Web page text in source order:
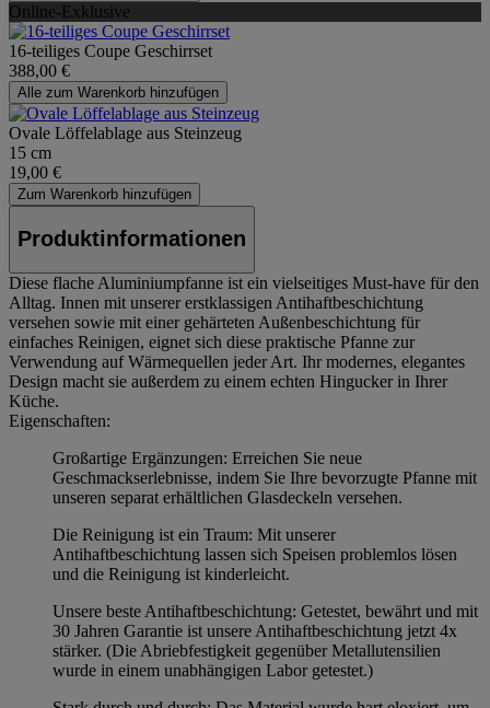
Online-Exklusive
16-teiliges Coupe Geschirrset
388,00 €
Alle zum Warenkorb hinzufügen
Ovale Löffelablage aus Steinzeug
15 cm
19,00 €
Zum Warenkorb hinzufügen
Produktinformationen
Diese flache Aluminiumpfanne ist ein vielseitiges Must-have für den
Alltag. Innen mit unserer erstklassigen Antihaftbeschichtung
versehen sowie mit einer gehärteten Außenbeschichtung für
einfaches Reinigen, eignet sich diese praktische Pfanne zur
Verwendung auf Wärmequellen jeder Art. Ihr modernes, elegantes
Design macht sie außerdem zu einem echten Hingucker in Ihrer
Küche.
Eigenschaften:
Großartige Ergänzungen: Erreichen Sie neue
Geschmackserlebnisse, indem Sie Ihre bevorzugte Pfanne mit
unseren separat erhältlichen Glasdeckeln versehen.
Die Reinigung ist ein Traum: Mit unserer
Antihaftbeschichtung lassen sich Speisen problemlos lösen
und die Reinigung ist kinderleicht.
Unsere beste Antihaftbeschichtung: Getestet, bewährt und mit
30 Jahren Garantie ist unsere Antihaftbeschichtung jetzt 4x
stärker. (Die Abriebfestigkeit gegenüber Metallutensilien
wurde in einem unabhängigen Labor getestet.)